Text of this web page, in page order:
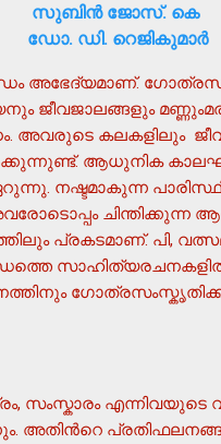
സുബിന്‍ ജോസ്. കെ
ഡോ. ഡി. റെജികുമാര്‍
അഭേദ്യമാണ്.
ജീവജാലങ്ങളും
അവരുടെ കലകളിലും
ആധുനിക
നഷ്ടമാകുന്ന
ചിന്തിക്കുന്ന
പ്രകടമാണ്. പി,
സംസ്കാരം എന്നിവയുടെ
അതിന്‍റെ